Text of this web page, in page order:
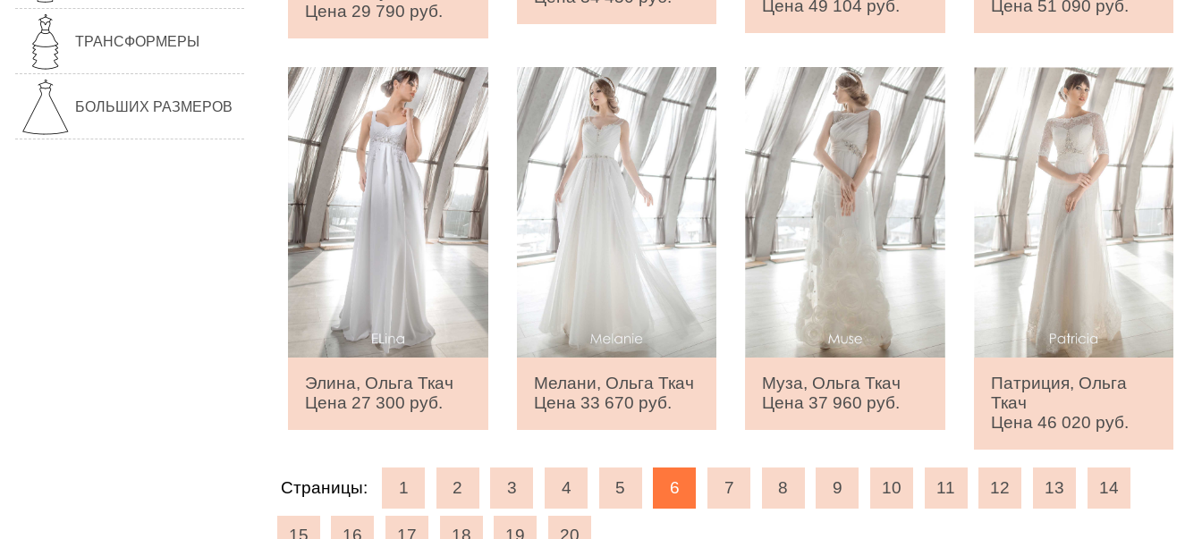
ТРАНСФОРМЕРЫ
БОЛЬШИХ РАЗМЕРОВ
Цена 29 790 руб.
Цена 49 104 руб.
Цена 51 090 руб.
Элина, Ольга Ткач
Цена 27 300 руб.
Мелани, Ольга Ткач
Цена 33 670 руб.
Муза, Ольга Ткач
Цена 37 960 руб.
Патриция, Ольга
Ткач
Цена 46 020 руб.
Страницы: 1 2 3 4 5 6 7 8 9 10 11 12 13 14